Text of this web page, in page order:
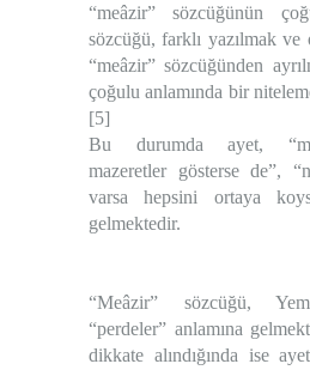
“meâzir” sözcüğünün
sözcüğü, farklı yazılmak
“meâzir” sözcüğünden
çoğulu anlamında bir
[5]
Bu durumda ayet,
mazeretler gösterse de”,
varsa hepsini ortaya
gelmektedir.
“Meâzir” sözcüğü,
“perdeler” anlamına
dikkate alındığında ise